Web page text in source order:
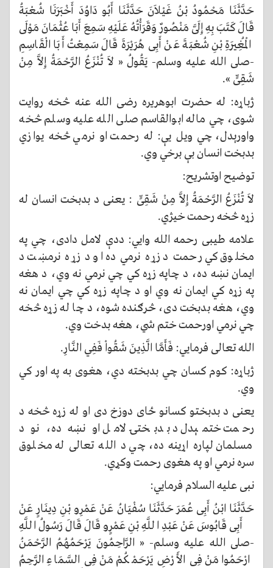
حَدَّثَنَا مَحْمُودُ بْنُ غَيْلاَنَ حَدَّثَنَا أَبُو دَاوُدَ أَخْبَرَنَا شُعْبَةُ
قَالَ كَتَبَ بِهِ إِلَىَّ مَنْصُورٌ وَقَرَأْتُهُ عَلَيْهِ سَمِعَ أَبَا عُثْمَانَ مَوْلَى
الْمُغِيرَةِ بْنِ شُعْبَةَ عَنْ أَبِى هُرَيْرَةَ قَالَ سَمِعْتُ أَبَا الْقَاسِمِ
-صلى الله عليه وسلم- يَقُولُ « لاَ تُنْزَعُ الرَّحْمَةُ إِلاَّ مِنْ
شَقِىٍّ ».
ژباړه: له حضرت ابوهريره رضی الله عنه څخه روایت
شوی، چي ماله ابوالقاسم صلی الله عليه وسلم څخه
واورېدل، چي ویل یې: له رحمت او نرمي څخه یوازي
بدبخت انسان بې برخي وي.
توضيح اوتشريح:
لاَ تُنْزَعُ الرَّحْمَةُ إِلاَّ مِنْ شَقِىٍّ : يعنی د بدبخت انسان له
زړه څخه رحمت خيژي.
علامه طيبی رحمه الله وايي: ددې لامل دادی، چي په
مخلوق کي رحمت د زړه نرمي ده او د زړه نرمښت د
ایمان نښه ده، د چاپه زړه کي چي نرمي نه وي، د هغه
په زړه کي ايمان نه وي او د چاپه زړه کي چي ايمان نه
وي، هغه بدبخت دی، څرګنده شوه، د چا له زړه څخه
چي نرمي اورحمت ختم شي، هغه بدخت وي.
الله تعالی فرمايي: فَأَمَّا الَّذِينَ شَقُواْ فَفِي النَّارِ.
ژباړه: کوم کسان چي بدبخته دي، هغوی به په اور کي
وي.
يعنی د بدبختو کسانو ځای دوزخ دی او له زړه څخه د
رحمت ختمېدل د بدبختۍ لامل او نښه ده، نو د
مسلمان لپاره اړینه ده، چي د الله تعالی له مخلوق
سره نرمي او په هغوی رحمت وکړي.
نبی عليه السلام فرمايي:
حَدَّثَنَا ابْنُ أَبِى عُمَرَ حَدَّثَنَا سُفْيَانُ عَنْ عَمْرِو بْنِ دِينَارٍ عَنْ
أَبِى قَابُوسَ عَنْ عَبْدِ اللَّهِ بْنِ عَمْرٍو قَالَ قَالَ رَسُولُ اللَّهِ
-صلى الله عليه وسلم- « الرَّاحِمُونَ يَرْحَمُهُمُ الرَّحْمَنُ
ارْحَمُوا مَنْ فِى الأَرْضِ يَرْحَمْكُمْ مَنْ فِى السَّمَاءِ الرَّحِمُ